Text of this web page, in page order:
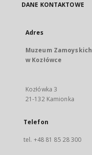
DANE KONTAKTOWE
Adres
Muzeum Zamoyskich
w Kozłówce
Kozłówka 3
21-132 Kamionka
Telefon
tel. +48 81 85 28 300